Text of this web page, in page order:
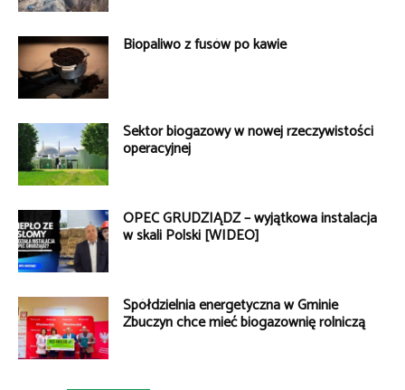
Biopaliwo z fusów po kawie
Sektor biogazowy w nowej rzeczywistości
operacyjnej
OPEC GRUDZIĄDZ – wyjątkowa instalacja
w skali Polski [WIDEO]
Spółdzielnia energetyczna w Gminie
Zbuczyn chce mieć biogazownię rolniczą